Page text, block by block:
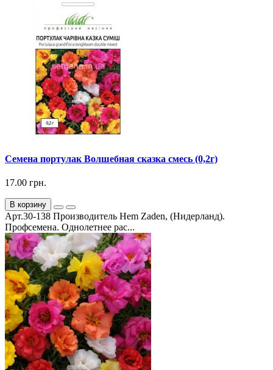
Семена портулак Волшебная сказка смесь (0,2г)
17.00 грн.
В корзину
Арт.30-138 Производитель Hem Zaden, (Нидерланд).
Профсемена. Однолетнее рас...